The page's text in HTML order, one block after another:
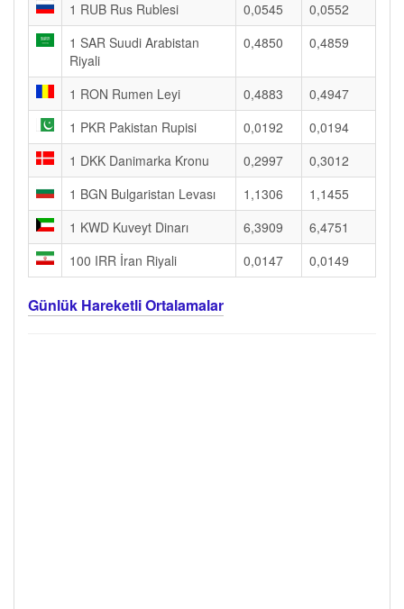
1 RUB Rus Rublesi
0,0545
0,0552
1 SAR Suudi Arabistan
Riyali
0,4850 0,4859
1 RON Rumen Leyi 0,4883
0,4947
1 PKR Pakistan Rupisi
0,0192
0,0194
1 DKK Danimarka Kronu
0,2997
0,3012
1 BGN Bulgaristan Levası
1,1306
1,1455
1 KWD Kuveyt Dinarı
6,3909
6,4751
100 IRR İran Riyali
0,0147 0,0149
Günlük Hareketli Ortalamalar